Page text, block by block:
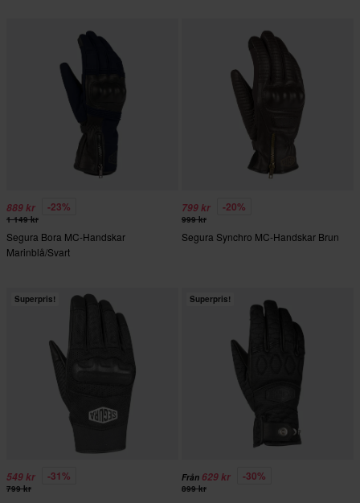
889 kr -23%
1 149 kr
Segura Bora MC-Handskar
Marinblå/Svart
799 kr -20%
999 kr
Segura Synchro MC-Handskar Brun
Superpris!
549 kr -31%
799 kr
Superpris!
Från 629 kr -30%
899 kr